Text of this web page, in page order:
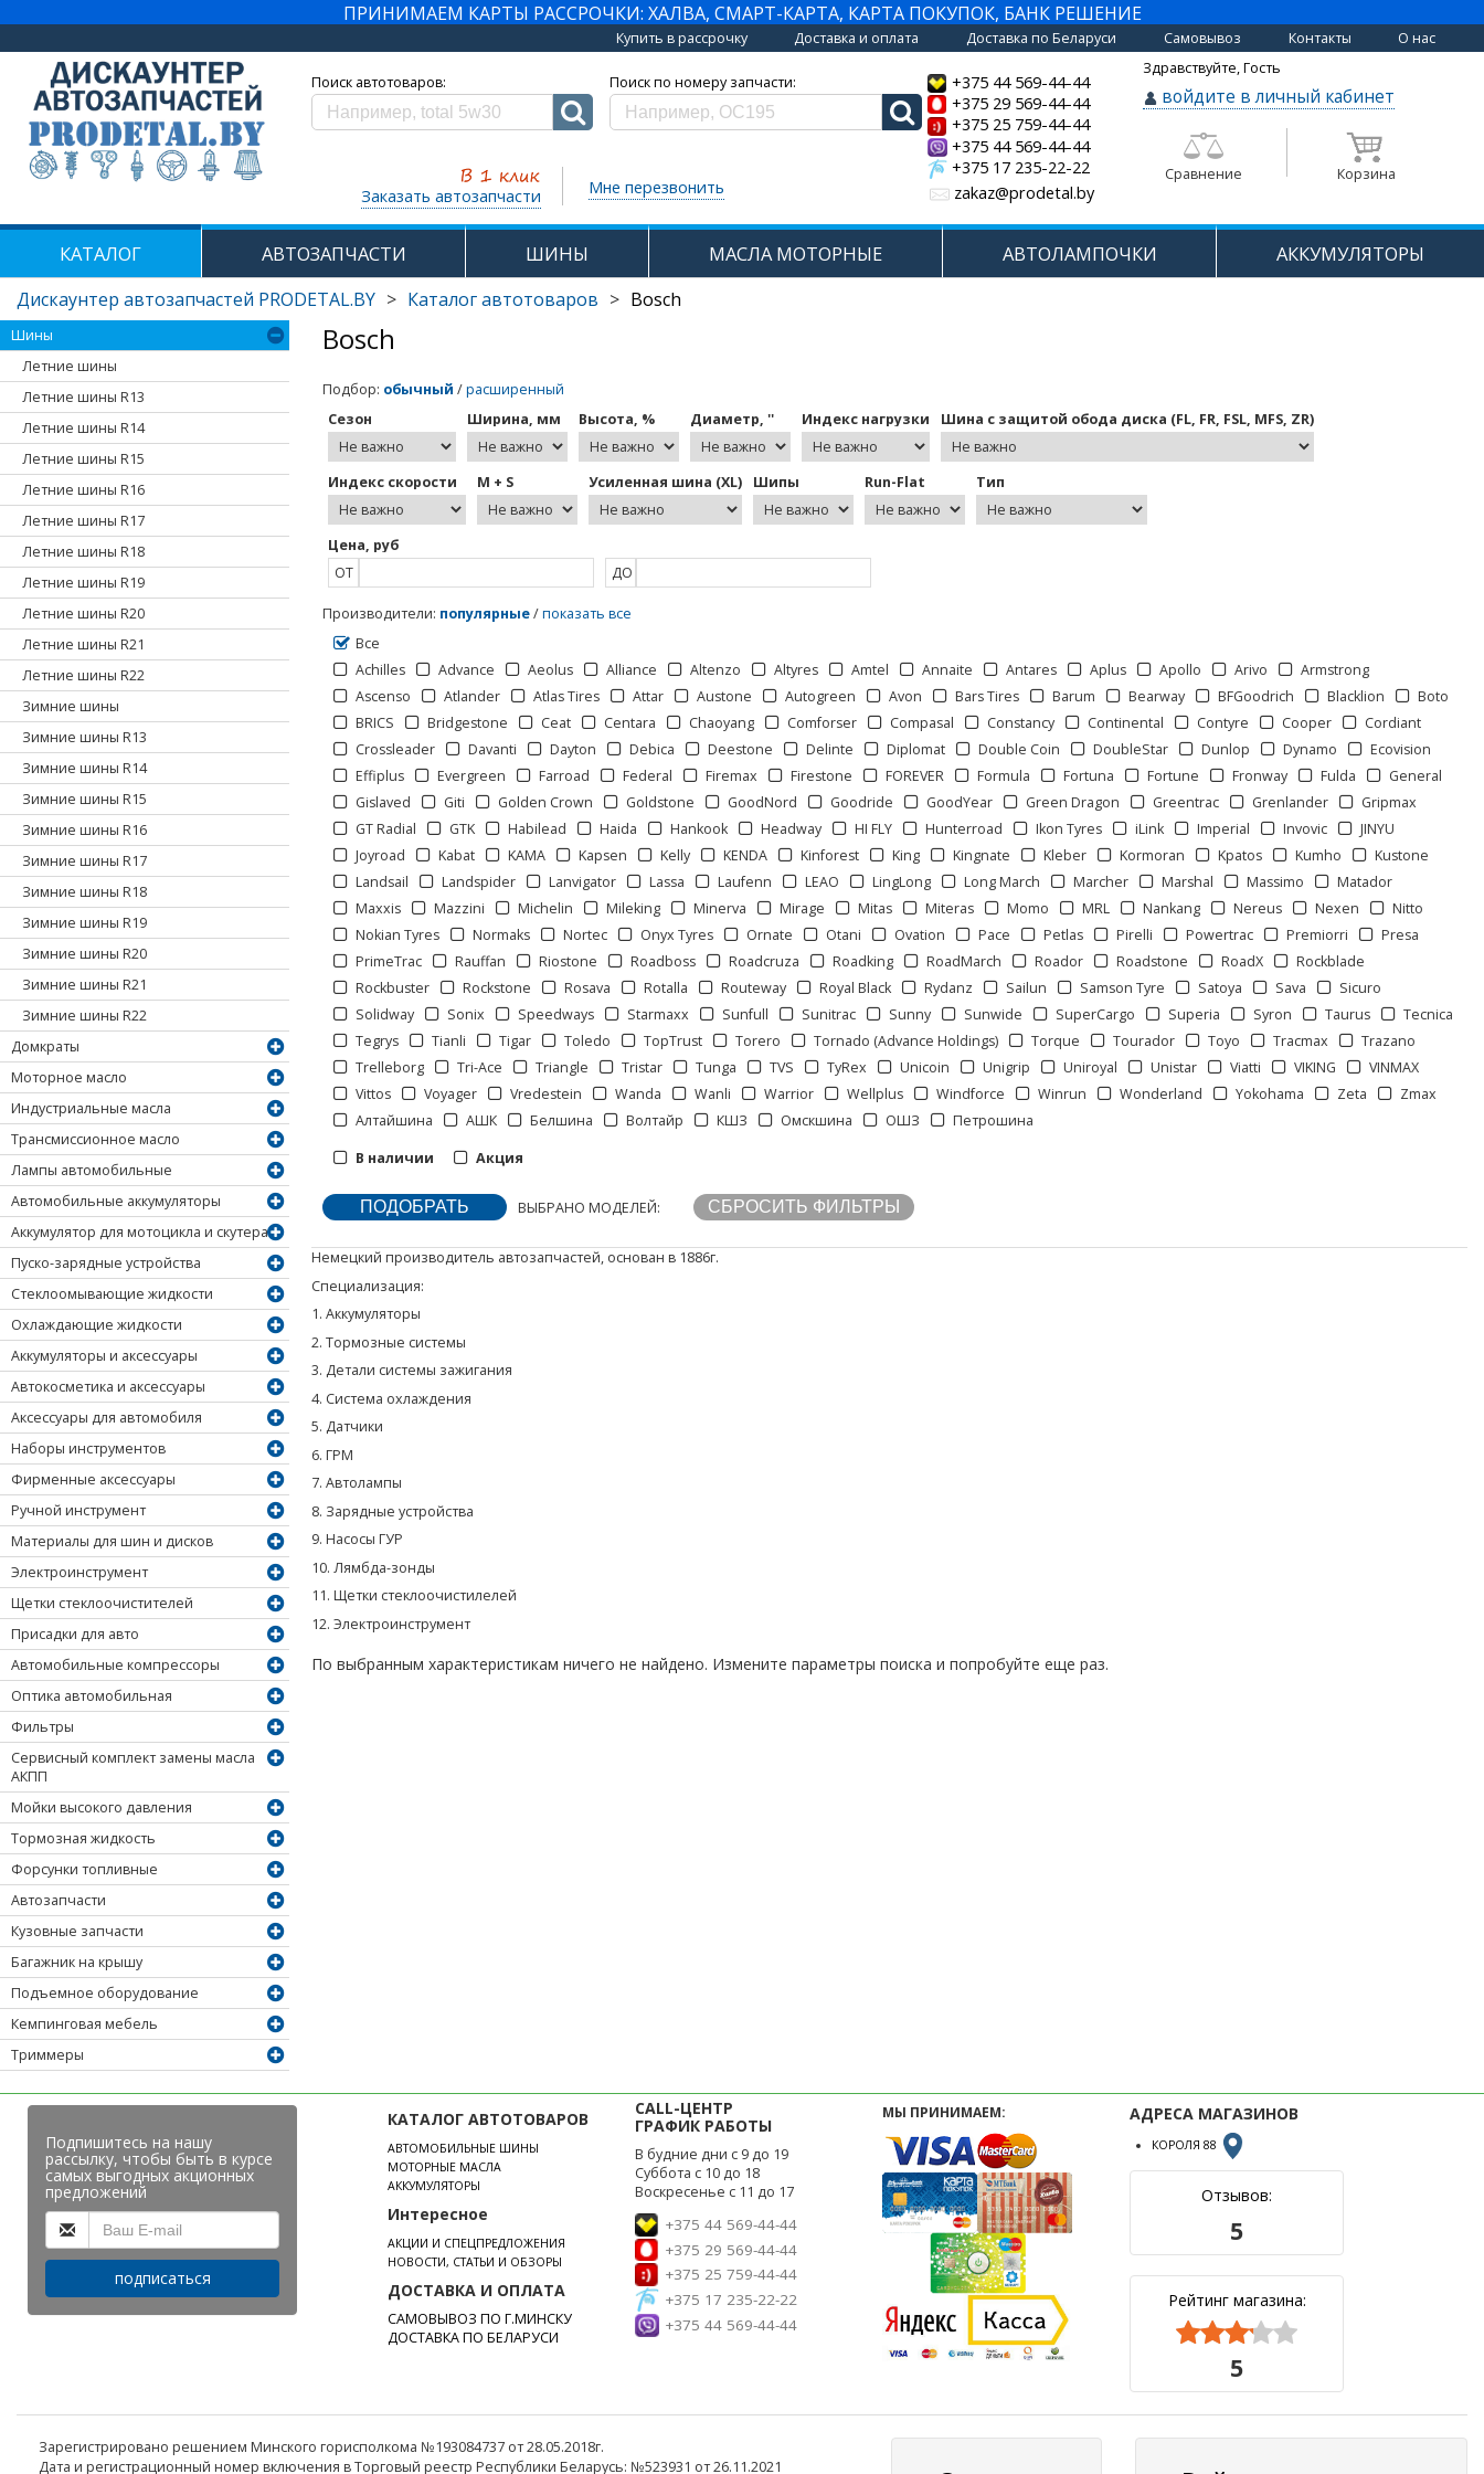
ПРИНИМАЕМ КАРТЫ РАССРОЧКИ: ХАЛВА, СМАРТ-КАРТА, КАРТА ПОКУПОК, БАНК РЕШЕНИЕ
Купить в рассрочку Доставка и оплата Доставка по Беларуси Самовывоз Контакты О нас
Поиск автотоваров: Поиск по номеру запчасти:
Заказать автозапчасти Мне перезвонить
+375 44 569-44-44
+375 29 569-44-44
+375 25 759-44-44
+375 44 569-44-44
+375 17 235-22-22
zakaz@prodetal.by
Здравствуйте, Гость
войдите в личный кабинет
Сравнение Корзина
КАТАЛОГ АВТОЗАПЧАСТИ ШИНЫ МАСЛА МОТОРНЫЕ АВТОЛАМПОЧКИ АККУМУЛЯТОРЫ
Дискаунтер автозапчастей PRODETAL.BY > Каталог автотоваров > Bosch
Шины
Летние шины
Летние шины R13
Летние шины R14
Летние шины R15
Летние шины R16
Летние шины R17
Летние шины R18
Летние шины R19
Летние шины R20
Летние шины R21
Летние шины R22
Зимние шины
Зимние шины R13
Зимние шины R14
Зимние шины R15
Зимние шины R16
Зимние шины R17
Зимние шины R18
Зимние шины R19
Зимние шины R20
Зимние шины R21
Зимние шины R22
Домкраты
Моторное масло
Индустриальные масла
Трансмиссионное масло
Лампы автомобильные
Автомобильные аккумуляторы
Аккумулятор для мотоцикла и скутера
Пуско-зарядные устройства
Стеклоомывающие жидкости
Охлаждающие жидкости
Аккумуляторы и аксессуары
Автокосметика и аксессуары
Аксессуары для автомобиля
Наборы инструментов
Фирменные аксессуары
Ручной инструмент
Материалы для шин и дисков
Электроинструмент
Щетки стеклоочистителей
Присадки для авто
Автомобильные компрессоры
Оптика автомобильная
Фильтры
Сервисный комплект замены масла
АКПП
Мойки высокого давления
Тормозная жидкость
Форсунки топливные
Автозапчасти
Кузовные запчасти
Багажник на крышу
Подъемное оборудование
Кемпинговая мебель
Триммеры
Bosch
Подбор: обычный /расширенный
Сезон
Ширина, мм Высота, % Диаметр, '' Индекс нагрузки Шина с защитой обода диска (FL, FR, FSL, MFS, ZR)
Индекс скорости M + S Усиленная шина (XL) Шипы Run-Flat Тип
Цена, руб
ОТ
ДО
Производители: популярные/показать все
Все
Achilles
Advance Aeolus Alliance Altenzo Altyres Amtel Annaite Antares Aplus Apollo Arivo
Armstrong
Ascenso
Atlander Atlas Tires Attar Austone Autogreen Avon Bars Tires Barum Bearway BFGoodrich Blacklion
Boto
BRICS
Bridgestone Ceat Centara Chaoyang Comforser Compasal Constancy Continental Contyre Cooper
Cordiant
Crossleader
Davanti Dayton Debica Deestone Delinte Diplomat Double Coin DoubleStar Dunlop Dynamo
Ecovision
Effiplus
Evergreen Farroad Federal Firemax Firestone FOREVER Formula Fortuna Fortune Fronway Fulda
General
Gislaved
Giti Golden Crown Goldstone GoodNord Goodride GoodYear Green Dragon Greentrac Grenlander
Gripmax
GT Radial
GTK Habilead Haida Hankook Headway HI FLY Hunterroad Ikon Tyres iLink Imperial Invovic
JINYU
Joyroad
Kabat KAMA Kapsen Kelly KENDA Kinforest King Kingnate Kleber Kormoran Kpatos Kumho
Kustone
Landsail
Landspider Lanvigator Lassa Laufenn LEAO LingLong Long March Marcher Marshal Massimo
Matador
Maxxis
Mazzini Michelin Mileking Minerva Mirage Mitas Miteras Momo MRL Nankang Nereus Nexen
Nitto
Nokian Tyres
Normaks Nortec Onyx Tyres Ornate Otani Ovation Pace Petlas Pirelli Powertrac Premiorri
Presa
PrimeTrac
Rauffan Riostone Roadboss Roadcruza Roadking RoadMarch Roador Roadstone RoadX
Rockblade
Rockbuster
Rockstone Rosava Rotalla Routeway Royal Black Rydanz Sailun Samson Tyre Satoya Sava
Sicuro
Solidway
Sonix Speedways Starmaxx Sunfull Sunitrac Sunny Sunwide SuperCargo Superia Syron Taurus
Tecnica
Tegrys
Tianli Tigar Toledo TopTrust Torero Tornado (Advance Holdings) Torque Tourador Toyo Tracmax
Trazano
Trelleborg
Tri-Ace Triangle Tristar Tunga TVS TyRex Unicoin Unigrip Uniroyal Unistar Viatti VIKING
VINMAX
Vittos
Voyager Vredestein Wanda Wanli Warrior Wellplus Windforce Winrun Wonderland Yokohama Zeta
Zmax
Алтайшина
АШК Белшина Волтайр КШЗ Омскшина ОШЗ
Петрошина
В наличии
Акция
ВЫБРАНО МОДЕЛЕЙ:
Немецкий производитель автозапчастей, основан в 1886г.
Специализация:
1. Аккумуляторы
2. Тормозные системы
3. Детали системы зажигания
4. Система охлаждения
5. Датчики
6. ГРМ
7. Автолампы
8. Зарядные устройства
9. Насосы ГУР
10. Лямбда-зонды
11. Щетки стеклоочистилелей
12. Электроинструмент
По выбранным характеристикам ничего не найдено. Измените параметры поиска и попробуйте еще раз.
Подпишитесь на нашу
рассылку, чтобы быть в курсе
самых выгодных акционных
предложений
подписаться
КАТАЛОГ АВТОТОВАРОВ
АВТОМОБИЛЬНЫЕ ШИНЫ
МОТОРНЫЕ МАСЛА
АККУМУЛЯТОРЫ
Интересное
АКЦИИ И СПЕЦПРЕДЛОЖЕНИЯ
НОВОСТИ, СТАТЬИ И ОБЗОРЫ
ДОСТАВКА И ОПЛАТА
САМОВЫВОЗ ПО Г.МИНСКУ
ДОСТАВКА ПО БЕЛАРУСИ
CALL-ЦЕНТР
ГРАФИК РАБОТЫ
В будние дни с 9 до 19
Суббота с 10 до 18
Воскресенье с 11 до 17
+375 44 569-44-44
+375 29 569-44-44
+375 25 759-44-44
+375 17 235-22-22
+375 44 569-44-44
МЫ ПРИНИМАЕМ: АДРЕСА МАГАЗИНОВ
КОРОЛЯ 88
Отзывов:
5
Рейтинг магазина:



5
Зарегистрировано решением Минского горисполкома №193084737 от 28.05.2018г.
Дата и регистрационный номер включения в Торговый реестр Республики Беларусь: №523931 от 26.11.2021